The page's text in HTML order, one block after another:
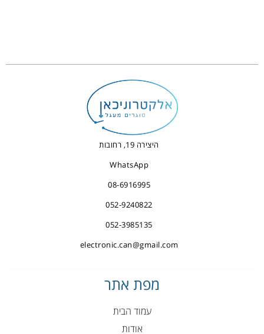
היצירה 19, רחובות
WhatsApp
08-6916995
052-9240822
052-3985135
electronic.can@gmail.com
מפת אתר
עמוד הבית
אודות